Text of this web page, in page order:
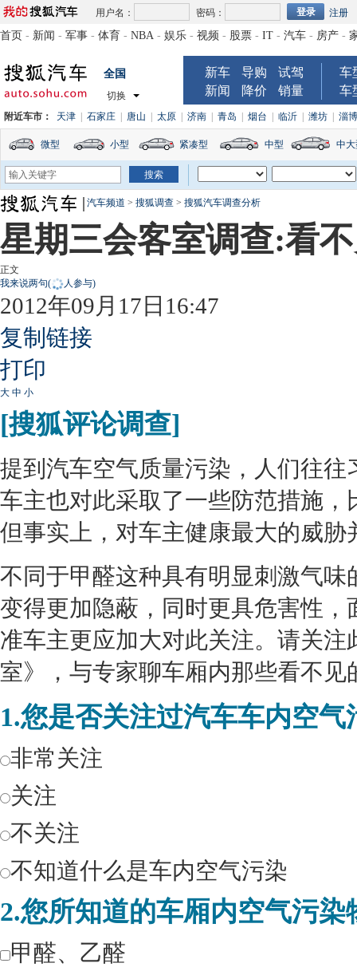
用户名： 密码： 注册
首页 - 新闻 - 军事 - 体育 - NBA - 娱乐 - 视频 - 股票 - IT - 汽车 - 房产 -
全国
切换
新车 导购
试驾
新闻
降价 销量
车
车
附近车市： 天津 石家庄 唐山 太原 济南 青岛 烟台 临沂 潍坊 淄博
微型 小型 紧凑型 中型 中
汽车频道 > 搜狐调查 > 搜狐汽车调查分析
星期三会客室调查:看
正文
我来说两句( 人参与)
2012年09月17日16:47
复制链接
打印
大 中 小
[搜狐评论调查]
提到汽车空气质量污染，人们往
车主也对此采取了一些防范措施
但事实上，对车主健康最大的威
不同于甲醛这种具有明显刺激气
变得更加隐蔽，同时更具危害性
准车主更应加大对此关注。请关
室》，与专家聊车厢内那些看不见
1.您是否关注过汽车车内空气
非常关注
关注
不关注
不知道什么是车内空气污染
2.您所知道的车厢内空气污
甲醛、乙醛